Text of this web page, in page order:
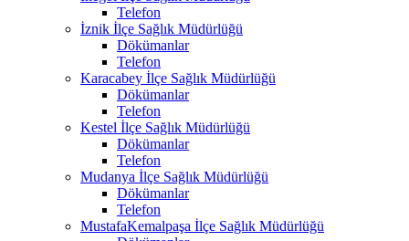
Telefon
İznik İlçe Sağlık Müdürlüğü
Dökümanlar
Telefon
Karacabey İlçe Sağlık Müdürlüğü
Dökümanlar
Telefon
Kestel İlçe Sağlık Müdürlüğü
Dökümanlar
Telefon
Mudanya İlçe Sağlık Müdürlüğü
Dökümanlar
Telefon
MustafaKemalpaşa İlçe Sağlık Müdürlüğü